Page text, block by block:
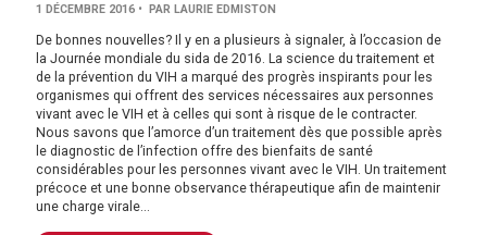
1 DÉCEMBRE 2016 • PAR LAURIE EDMISTON
De bonnes nouvelles? Il y en a plusieurs à signaler, à l’occasion de
la Journée mondiale du sida de 2016. La science du traitement et
de la prévention du VIH a marqué des progrès inspirants pour les
organismes qui offrent des services nécessaires aux personnes
vivant avec le VIH et à celles qui sont à risque de le contracter.
Nous savons que l’amorce d’un traitement dès que possible après
le diagnostic de l’infection offre des bienfaits de santé
considérables pour les personnes vivant avec le VIH. Un traitement
précoce et une bonne observance thérapeutique afin de maintenir
une charge virale...